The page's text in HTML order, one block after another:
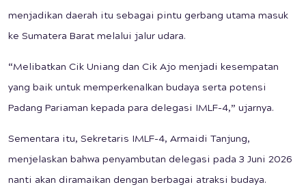
menjadikan daerah itu sebagai pintu gerbang utama masuk
ke Sumatera Barat melalui jalur udara.
“Melibatkan Cik Uniang dan Cik Ajo menjadi kesempatan
yang baik untuk memperkenalkan budaya serta potensi
Padang Pariaman kepada para delegasi IMLF-4,” ujarnya.
Sementara itu, Sekretaris IMLF-4, Armaidi Tanjung,
menjelaskan bahwa penyambutan delegasi pada 3 Juni 2026
nanti akan diramaikan dengan berbagai atraksi budaya.